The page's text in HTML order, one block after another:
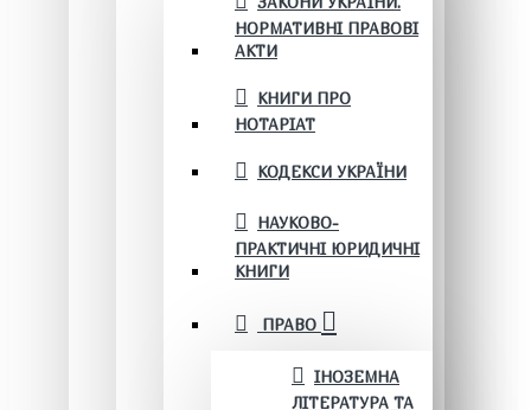
НОРМАТИВНІ ПРАВОВІ
АКТИ
КНИГИ ПРО
НОТАРІАТ
КОДЕКСИ УКРАЇНИ
НАУКОВО-
ПРАКТИЧНІ ЮРИДИЧНІ
КНИГИ
ПРАВО
ІНОЗЕМНА
ЛІТЕРАТУРА ТА